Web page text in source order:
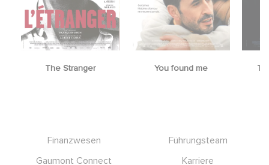
The Stranger You found me
Finanzwesen
Führungsteam
Gaumont Connect
Karriere